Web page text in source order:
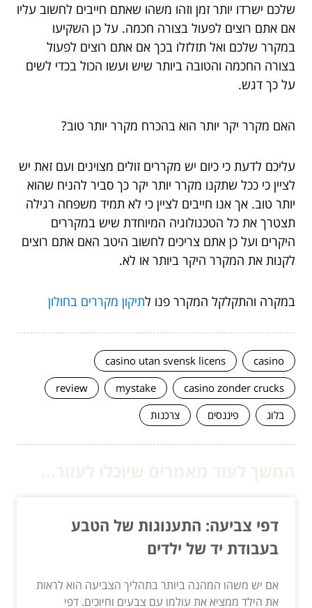
שלכם ישרדו יותר זמן וזהו משהו שאתם חייבים לחשוב עליו
אם אתם רוצים לפעול בצורה חכמה. על כן השקיעו
במקרר שלכם ואל תזלזלו בכך אם אתם רוצים לפעול
בצורה החכמה והטובה ביותר שיש ועשו הכול בכדי לשים
על כך דגש.
האם מקרר יקר יותר הוא בהכרח מקרר יותר טוב?
עליכם לדעת כי כיום יש מקררים זולים מצוינים ועם זאת יש
לציין כי ככל שתקנו מקרר יותר יקר כך סביר להניח שהוא
יותר טוב. אך אנו חייבים לציין כי לא תמיד משפחה רגילה
תצטרך את כל הטכנולוגיה המיוחדת שיש במקררים
היקרים ועל כן אתם צריכים לחשוב היטב האם אתם רוצים
לקנות את המקרר היקר ביותר או לא.
במקרה והתקלקל המקרר פנו לתיקון מקררים בחולון
casino
casino utan svensk licens
casino zonder crucks
mystake
review
בלוג
פיננסים צרכנות
דפי צביעה: התענוגות של הטבע
בעבודת יד של ילדים
אם יש משהו המהנה ביותר בתהליך הצביעה הוא לראות
את הילד ממציא את עולמו עם צבעים וחיוכים. דפי